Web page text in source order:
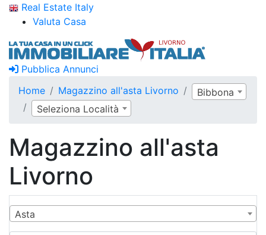
Real Estate Italy
Valuta Casa
Pubblica Annunci
Home
Magazzino all'asta Livorno
Bibbona
Seleziona Località
Magazzino all'asta
Livorno
Asta